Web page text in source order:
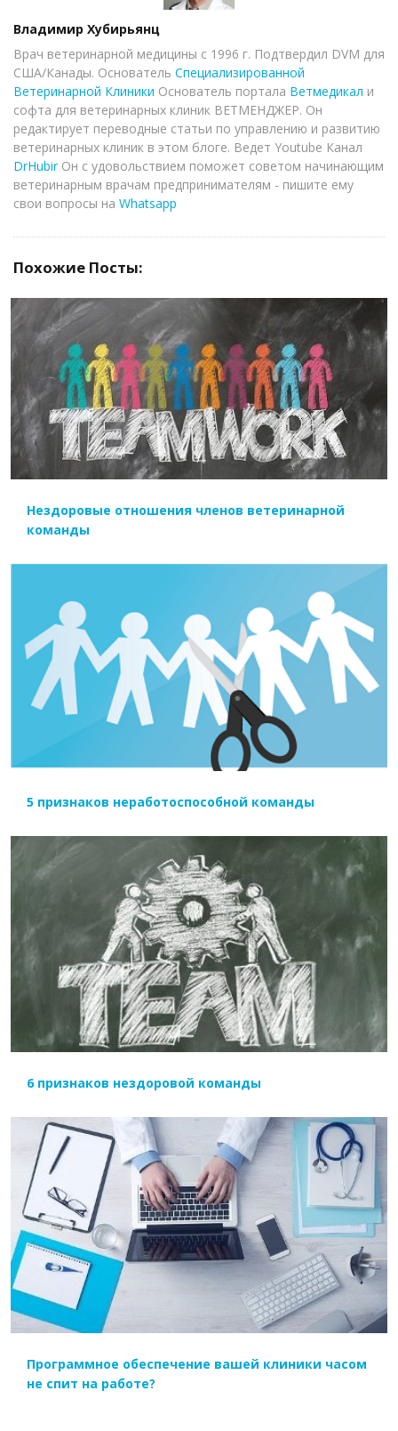
Author
Владимир Хубирьянц
Врач ветеринарной медицины с 1996 г. Подтвердил DVM для
США/Канады. Основатель Специализированной
Ветеринарной Клиники Основатель портала Ветмедикал и
софта для ветеринарных клиник ВЕТМЕНДЖЕР. Он
редактирует переводные статьи по управлению и развитию
ветеринарных клиник в этом блоге. Ведет Youtube Канал
DrHubirОн с удовольствием поможет советом начинающим
ветеринарным врачам предпринимателям - пишите ему
свои вопросы на Whatsapp
Похожие Посты:
ЧИТАТЬ ДАЛЕЕ
Нездоровые отношения членов ветеринарной
команды
ЧИТАТЬ ДАЛЕЕ
5 признаков неработоспособной команды
ЧИТАТЬ ДАЛЕЕ
6 признаков нездоровой команды
ЧИТАТЬ ДАЛЕЕ
Программное обеспечение вашей клиники часом
не спит на работе?